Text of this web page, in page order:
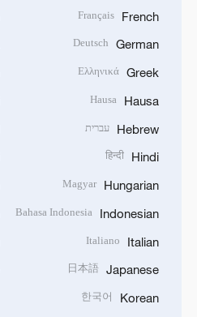
French
Français
German
Deutsch
Greek
Ελληνικά
Hausa
Hausa
Hebrew עברית
Hindi
हिन्दी
Hungarian
Magyar
Indonesian
Bahasa Indonesia
Italian
Italiano
Japanese
日本語
Korean
한국어